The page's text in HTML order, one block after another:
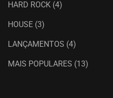
HARD ROCK (4)
HOUSE (3)
LANÇAMENTOS (4)
MAIS POPULARES (13)